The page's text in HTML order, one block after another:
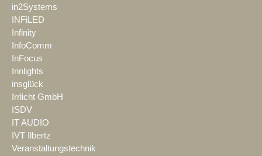
in2Systems
INFiLED
Infinity
InfoComm
InFocus
Innlights
insglück
Irrlicht GmbH
ISDV
IT AUDIO
IVT Ilbertz
Veranstaltungstechnik